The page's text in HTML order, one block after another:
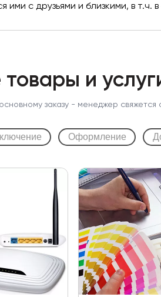
с друзьями и близкими, в т.ч.
и
заказу - менеджер свяжется
Оформление